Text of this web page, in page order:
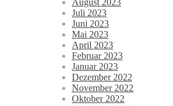
Juli 2023
Juni 2023
Mai 2023
April 2023
Februar 2023
Januar 2023
Dezember 2022
November 2022
Oktober 2022